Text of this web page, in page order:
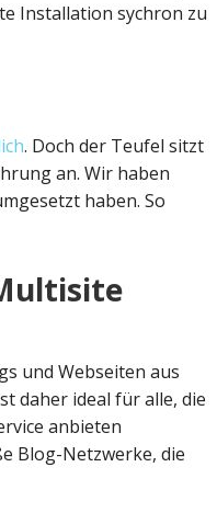
Installation sychron zu
. Doch der Teufel sitzt
an. Wir haben
haben. So
und Webseiten aus
daher ideal für alle, die
anbieten
Blog-Netzwerke, die